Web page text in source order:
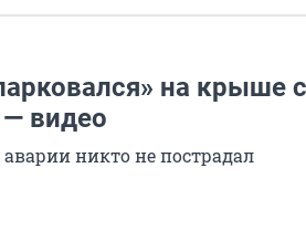
на крыше
видео
никто не пострадал